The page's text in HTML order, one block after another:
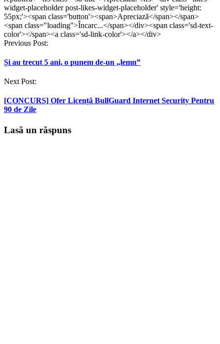
widget-placeholder post-likes-widget-placeholder' style='height:
55px;'><span class='button'><span>Apreciază</span></span>
<span class="loading">Încarc...</span></div><span class='sd-text-
color'></span><a class='sd-link-color'></a></div>
Post
Previous Post:
Și au trecut 5 ani, o punem de-un „lemn”
Next Post:
[CONCURS] Ofer Licență BullGuard Internet Security Pentru
90 de Zile
Lasă un răspuns